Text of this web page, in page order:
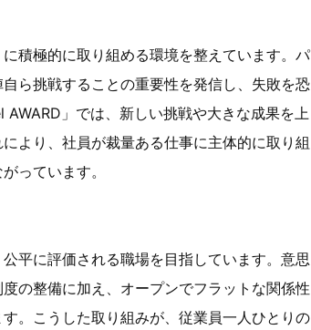
積極的に取り組める環境を整えています。パ
ら挑戦することの重要性を発信し、失敗を恐
」では、新しい挑戦や大きな成果を上
より、社員が裁量ある仕事に主体的に取り組
っています。
平に評価される職場を目指しています。意思
の整備に加え、オープンでフラットな関係性
。こうした取り組みが、従業員一人ひとりの